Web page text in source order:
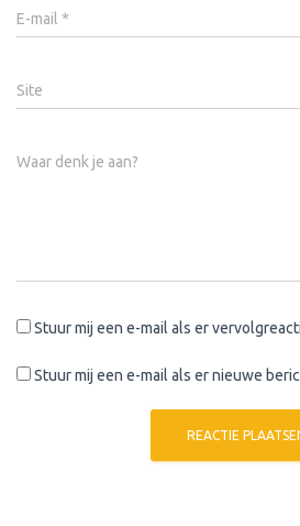
E-mail *
Site
Waar denk je aan?
Stuur mij een e-mail als er
Stuur mij een e-mail als er nieuwe